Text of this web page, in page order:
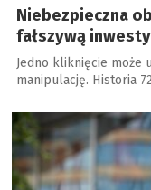
Niebezpieczna
fałszywą
Jedno kliknięcie może
manipulację. Historia
a